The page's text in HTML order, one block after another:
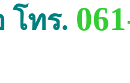
โทร.